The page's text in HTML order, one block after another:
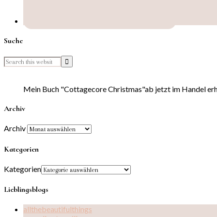
Suche
Mein Buch "Cottagecore Christmas"ab jetzt im Handel
Archiv
Archiv
Kategorien
Kategorien
Lieblingsblogs
allthebeautifulthings